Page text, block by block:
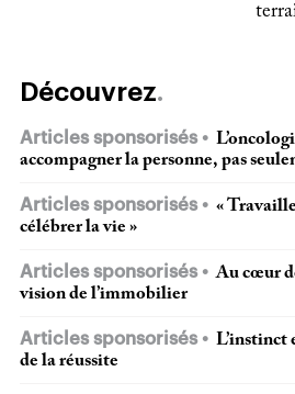
Découvrez
Articles sponsorisés
accompagner la personne, pas
Articles sponsorisés
«
célébrer la vie »
Articles sponsorisés
Au cœur
vision de l’immobilier
Articles sponsorisés
L’instinct
de la réussite